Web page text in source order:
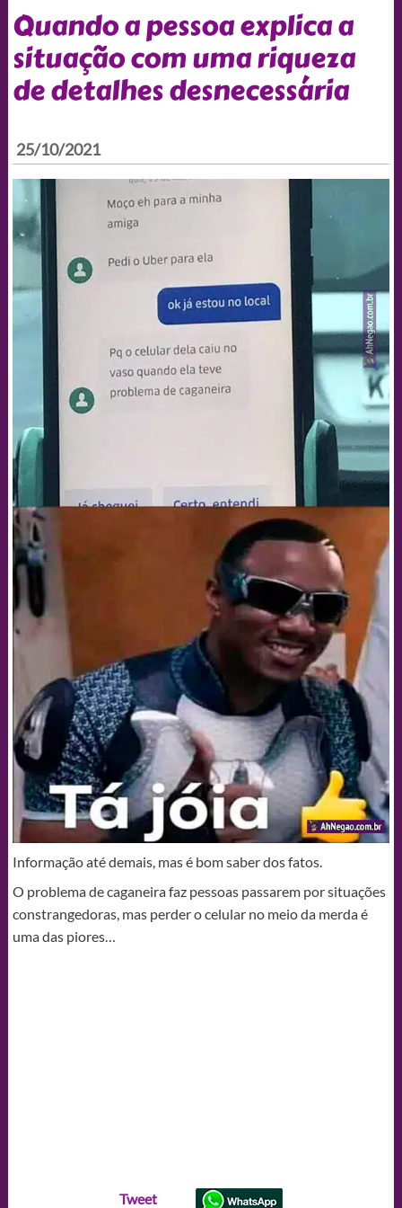
Quando a pessoa explica a
situação com uma riqueza
de detalhes desnecessária
25/10/2021
Informação até demais, mas é bom saber dos fatos.
O problema de caganeira faz pessoas passarem por situações
constrangedoras, mas perder o celular no meio da merda é
uma das piores…
Tweet